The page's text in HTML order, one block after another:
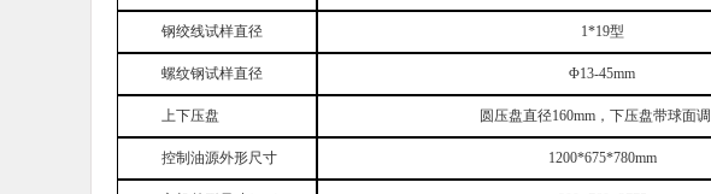
钢绞线试样直径 1*19型
螺纹钢试样直径 Φ13-45mm
上下压盘 圆压盘直径160mm，下压盘带球面
控制油源外形尺寸 1200*675*780mm